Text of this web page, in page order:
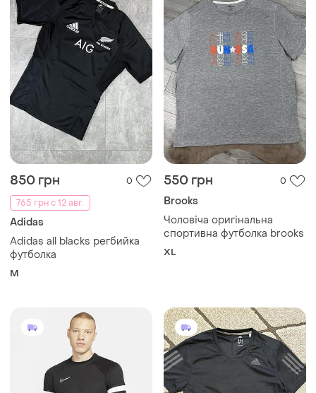
850 грн
0
765 грн с 12 авг.
Adidas
Adidas all blacks регбийка
футболка
M
550 грн 0
Brooks
Чоловіча оригінальна
спортивна футболка brooks
XL